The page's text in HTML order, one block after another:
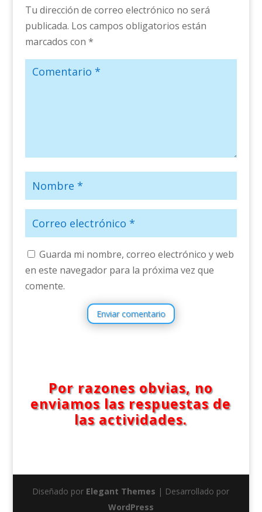
Tu dirección de correo electrónico no será
publicada. Los campos obligatorios están
marcados con *
Guarda mi nombre, correo electrónico y web
en este navegador para la próxima vez que
comente.
Enviar comentario
Por razones obvias, no
enviamos las respuestas de
las actividades.
Diseñado por Elegant Themes | Desarrollado por
WordPress